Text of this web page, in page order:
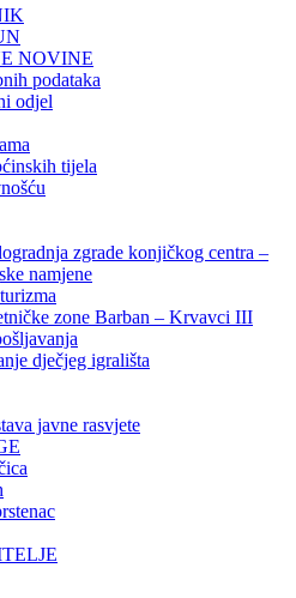
NOVINE
podataka
odjel
tijela
zgrade konjičkog centra –
namjene
zone Barban – Krvavci III
dječjeg igrališta
javne rasvjete